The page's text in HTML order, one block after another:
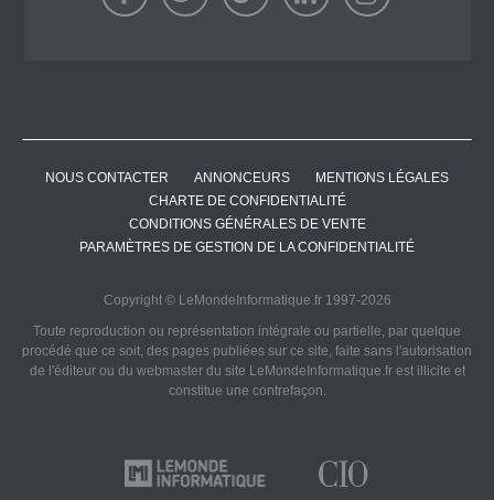
NOUS CONTACTER ANNONCEURS
MENTIONS LÉGALES
CHARTE DE CONFIDENTIALITÉ
CONDITIONS GÉNÉRALES DE VENTE
PARAMÈTRES DE GESTION DE LA CONFIDENTIALITÉ
Copyright © LeMondeInformatique.fr 1997-2026
Toute reproduction ou représentation intégrale ou partielle, par quelque
procédé que ce soit, des pages publiées sur ce site, faite sans l'autorisation
de l'éditeur ou du webmaster du site LeMondeInformatique.fr est illicite et
constitue une contrefaçon.